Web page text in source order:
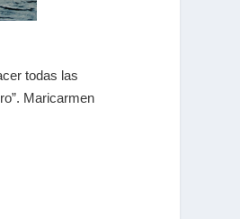
todas las
Maricarmen